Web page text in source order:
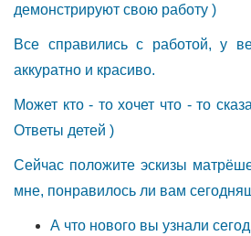
демонстрируют свою работу )
Все справились с работой, у
аккуратно и красиво.
Может кто - то хочет что - то
Ответы детей )
Сейчас положите эскизы
мне, понравилось ли вам
А что нового вы узнали